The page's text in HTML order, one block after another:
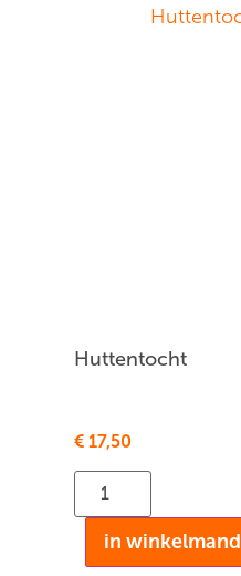
Huttentocht
€ 17,50
in winkelmand